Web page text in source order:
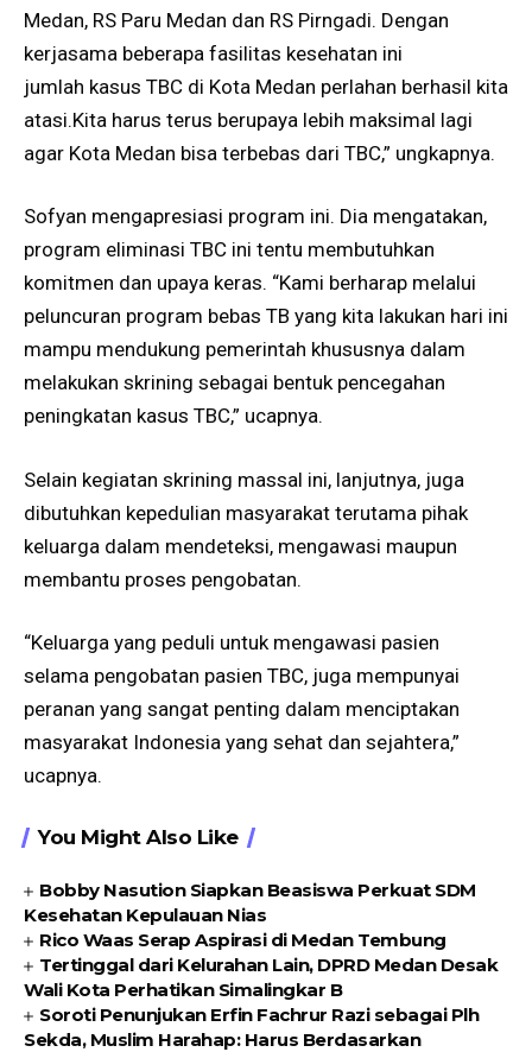
Medan, RS Paru Medan dan RS Pirngadi. Dengan
kerjasama beberapa fasilitas kesehatan ini
jumlah kasus TBC di Kota Medan perlahan berhasil kita
atasi.Kita harus terus berupaya lebih maksimal lagi
agar Kota Medan bisa terbebas dari TBC,” ungkapnya.
Sofyan mengapresiasi program ini. Dia mengatakan,
program eliminasi TBC ini tentu membutuhkan
komitmen dan upaya keras. “Kami berharap melalui
peluncuran program bebas TB yang kita lakukan hari ini
mampu mendukung pemerintah khususnya dalam
melakukan skrining sebagai bentuk pencegahan
peningkatan kasus TBC,” ucapnya.
Selain kegiatan skrining massal ini, lanjutnya, juga
dibutuhkan kepedulian masyarakat terutama pihak
keluarga dalam mendeteksi, mengawasi maupun
membantu proses pengobatan.
“Keluarga yang peduli untuk mengawasi pasien
selama pengobatan pasien TBC, juga mempunyai
peranan yang sangat penting dalam menciptakan
masyarakat Indonesia yang sehat dan sejahtera,”
ucapnya.
You Might Also Like
Bobby Nasution Siapkan Beasiswa Perkuat SDM
Kesehatan Kepulauan Nias
Rico Waas Serap Aspirasi di Medan Tembung
Tertinggal dari Kelurahan Lain, DPRD Medan Desak
Wali Kota Perhatikan Simalingkar B
Soroti Penunjukan Erfin Fachrur Razi sebagai Plh
Sekda, Muslim Harahap: Harus Berdasarkan